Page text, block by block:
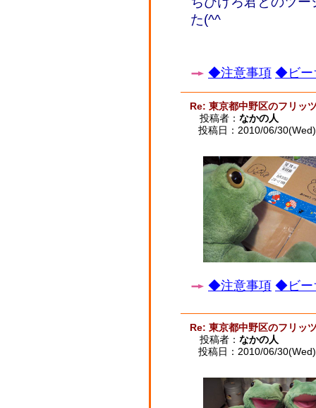
た(^^
◆注意事項 ◆ビー
Re: 東京都中野区のフリッ
投稿者： なかの人
投稿日：2010/06/
◆注意事項 ◆ビー
Re: 東京都中野区のフリッ
投稿者： なかの人
投稿日：2010/06/